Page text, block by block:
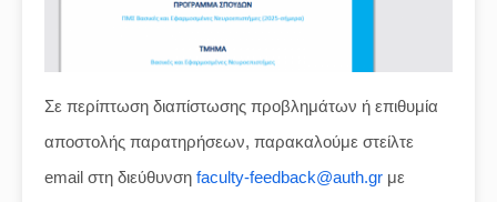
Σε περίπτωση διαπίστωσης προβλημάτων ή επιθυμία
αποστολής παρατηρήσεων, παρακαλούμε στείλτε
email στη διεύθυνση faculty-feedback@auth.gr με